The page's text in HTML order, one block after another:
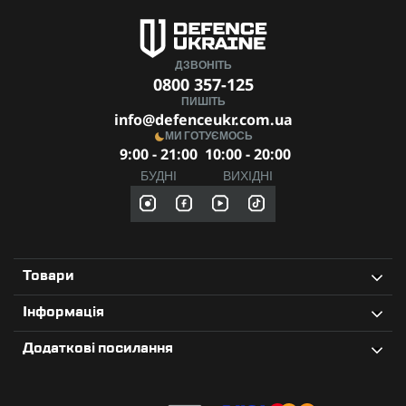
ДЗВОНІТЬ
0800 357-125
ПИШІТЬ
info@defenceukr.com.ua
МИ ГОТУЄМОСЬ
9:00 - 21:00
БУДНІ
10:00 - 20:00
ВИХІДНІ
Товари
Інформація
Додаткові посилання